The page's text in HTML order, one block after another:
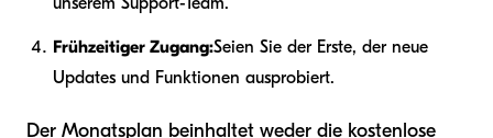
Frühzeitiger Zugang:Seien Sie der Erste, der neue
Updates und Funktionen ausprobiert.
Der Monatsplan beinhaltet weder die kostenlose